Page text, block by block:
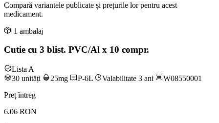
Compară variantele publicate și prețurile lor pentru acest
medicament.
1 ambalaj
Cutie cu 3 blist. PVC/Al x 10 compr.
Lista A
30 unități
25mg P-6L Valabilitate 3 ani
W08550001
Preț întreg
6.06 RON